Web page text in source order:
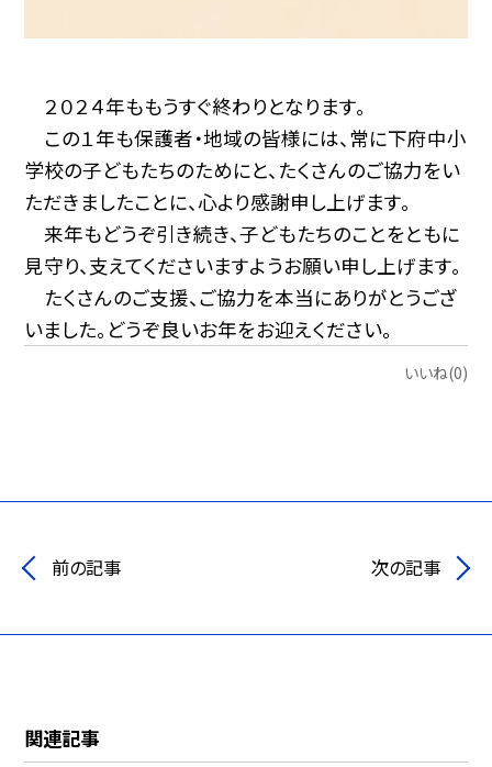
２０２４年ももうすぐ終わりとなります。
この１年も保護者・地域の皆様には、常に下府中小
学校の子どもたちのためにと、たくさんのご協力をい
ただきましたことに、心より感謝申し上げます。
来年もどうぞ引き続き、子どもたちのことをともに
見守り、支えてくださいますようお願い申し上げます。
たくさんのご支援、ご協力を本当にありがとうござ
いました。どうぞ良いお年をお迎えください。
いいね(0)
前の記事 次の記事
関連記事